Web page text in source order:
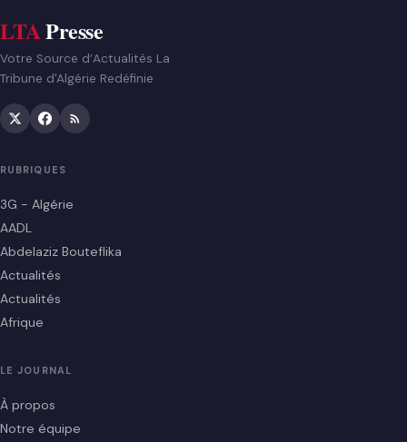
LTAPresse
Votre Source d’Actualités La
Tribune d'Algérie Redéfinie
RUBRIQUES
3G - Algérie
AADL
Abdelaziz Bouteflika
Actualités
Actualités
Afrique
LE JOURNAL
À propos
Notre équipe